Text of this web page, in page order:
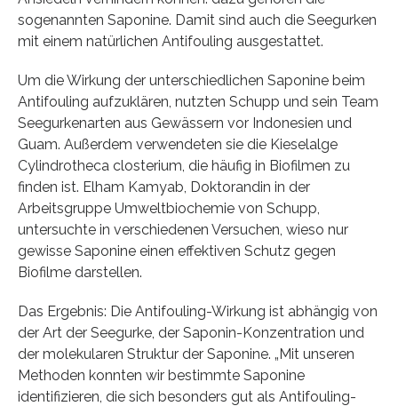
sogenannten Saponine. Damit sind auch die Seegurken
mit einem natürlichen Antifouling ausgestattet.
Um die Wirkung der unterschiedlichen Saponine beim
Antifouling aufzuklären, nutzten Schupp und sein Team
Seegurkenarten aus Gewässern vor Indonesien und
Guam. Außerdem verwendeten sie die Kieselalge
Cylindrotheca closterium, die häufig in Biofilmen zu
finden ist. Elham Kamyab, Doktorandin in der
Arbeitsgruppe Umweltbiochemie von Schupp,
untersuchte in verschiedenen Versuchen, wieso nur
gewisse Saponine einen effektiven Schutz gegen
Biofilme darstellen.
Das Ergebnis: Die Antifouling-Wirkung ist abhängig von
der Art der Seegurke, der Saponin-Konzentration und
der molekularen Struktur der Saponine. „Mit unseren
Methoden konnten wir bestimmte Saponine
identifizieren, die sich besonders gut als Antifouling-